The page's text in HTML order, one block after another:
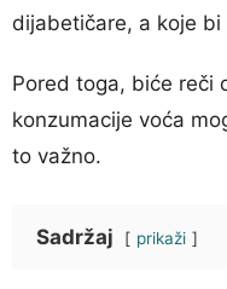
dijabetičare, a koje
Pored toga, biće reči
konzumacije voća
to važno.
Sadržaj prikaži